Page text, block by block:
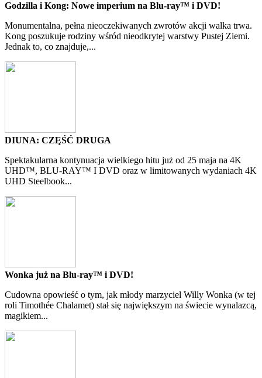
Godzilla i Kong: Nowe imperium na Blu-ray™ i DVD!
Monumentalna, pełna nieoczekiwanych zwrotów akcji walka trwa.
Kong poszukuje rodziny wśród nieodkrytej warstwy Pustej Ziemi.
Jednak to, co znajduje,...
DIUNA: CZĘŚĆ DRUGA
Spektakularna kontynuacja wielkiego hitu już od 25 maja na 4K
UHD™, BLU-RAY™ I DVD oraz w limitowanych wydaniach 4K
UHD Steelbook...
Wonka już na Blu-ray™ i DVD!
Cudowna opowieść o tym, jak młody marzyciel Willy Wonka (w tej
roli Timothée Chalamet) stał się największym na świecie wynalazcą,
magikiem...